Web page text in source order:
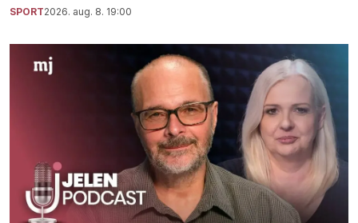
SPORT2026. aug. 8. 19:00